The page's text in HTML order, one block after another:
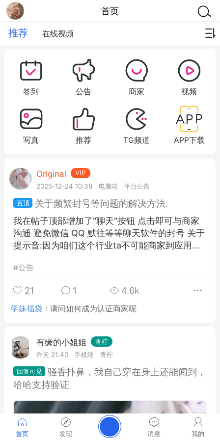
首页 发现 消息 我的
首页
推荐 在线视频
签到 公告 商家 视频
写真 推荐 TG频道 APP下载
Original
VIP
2025-12-24 10:39
电脑端 平台公告
关于频繁封号等问题的解决方法.
我在帖子顶部增加了"聊天"按钮 点击即可与商家
沟通 避免微信 QQ 默往等等聊天软件的封号 关于
提示音:因为咱们这个行业ta不可能商家到应用...
#公告
21 1 4.6k
学妹福袋 ：请问如何成为认证商家呢
有缘的小姐姐
青柠
昨天 21:40
手机端 青柠
骚香扑鼻，我自己穿在身上还能闻到，
哈哈支持验证